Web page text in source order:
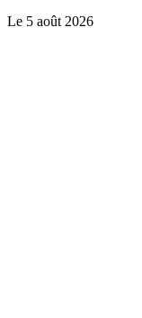
Le 5 août 2026